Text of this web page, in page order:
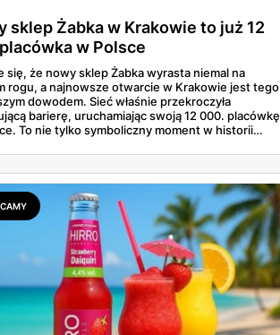
sklep Żabka w Krakowie to już 12
w Polsce
się, że nowy sklep Żabka wyrasta niemal na
rogu, a najnowsze otwarcie w Krakowie jest tego
dowodem. Sieć właśnie przekroczyła
barierę, uruchamiając swoją 12 000. placówkę
To nie tylko symboliczny moment w historii
– Żabka przyspiesza i planuje otwierać
sklepów rocznie. Co to oznacza w praktyce
wszystkich?